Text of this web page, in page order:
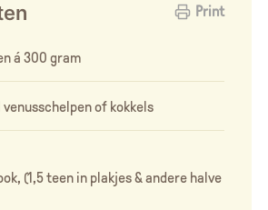
Print
á 300 gram
venusschelpen of kokkels
(1,5 teen in plakjes & andere halve